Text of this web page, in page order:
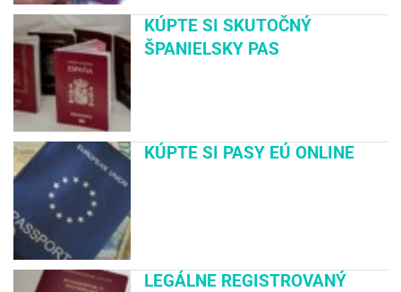
KÚPTE SI SKUTOČNÝ
ŠPANIELSKY PAS
KÚPTE SI PASY EÚ ONLINE
LEGÁLNE REGISTROVANÝ